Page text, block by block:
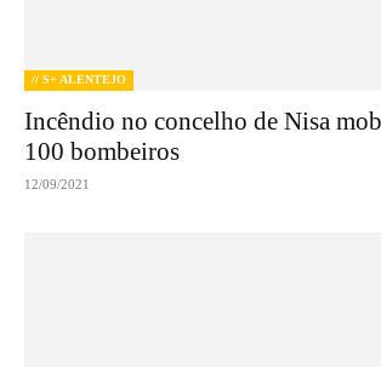
// S+ ALENTEJO
Incêndio no concelho de Nisa
100 bombeiros
12/09/2021